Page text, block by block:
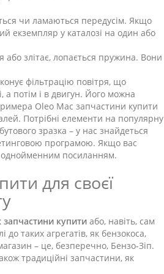
чи ламаються передусім. Якщо
екземпляр у каталозі на один або
злітає, лопається пружина. Вони
фільтрацію повітря, що
а потім і в двигун. Його можна
Oleo Mac запчастини купити
Потрібні елементи на популярну
зразка – у нас знайдеться
програмою. Якщо вас
однойменним посиланням.
для своєї
купити або, навіть, сам
таких агрегатів, як бензокоса,
– це, безперечно, Бензо-Зіп.
традиційні запчастини, як